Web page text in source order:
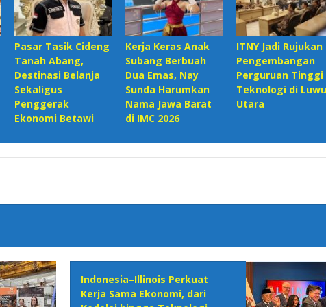
Pasar Tasik Cideng
Tanah Abang,
Destinasi Belanja
Sekaligus
Penggerak
Ekonomi Betawi
Kerja Keras Anak
Subang Berbuah
Dua Emas, Nay
Sunda Harumkan
Nama Jawa Barat
di IMC 2026
ITNY Jadi Rujukan
Pengembangan
Perguruan Tinggi
Teknologi di Luwu
Utara
Indonesia–Illinois Perkuat
Kerja Sama Ekonomi, dari